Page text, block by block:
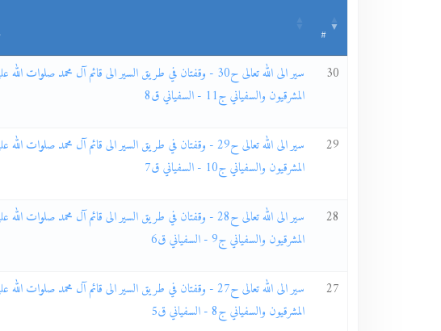
#
30
سير الى الله تعالى ح30 - وقفتان في طريق السير الى قائم آل محمد صلوات الله
المشرقيون والسفياني ج11 - السفياني ق8
29
سير الى الله تعالى ح29 - وقفتان في طريق السير الى قائم آل محمد صلوات الله
المشرقيون والسفياني ج10 - السفياني ق7
28
سير الى الله تعالى ح28 - وقفتان في طريق السير الى قائم آل محمد صلوات الله
المشرقيون والسفياني ج9 - السفياني ق6
27
سير الى الله تعالى ح27 - وقفتان في طريق السير الى قائم آل محمد صلوات الله
المشرقيون والسفياني ج8 - السفياني ق5